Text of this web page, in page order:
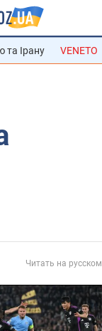
та Ірану VENETO
Читать на русском